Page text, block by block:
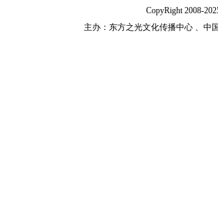
CopyRight 2008-
主办：东方之光文化传播中心 、中